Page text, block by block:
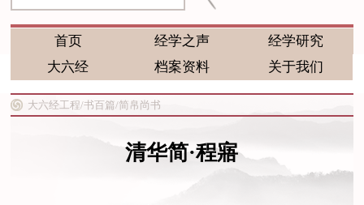
首页 经学之声
经学研究
大六经
档案资料 关于我们
大六经工程/书百篇/简帛尚书
清华简·程寤